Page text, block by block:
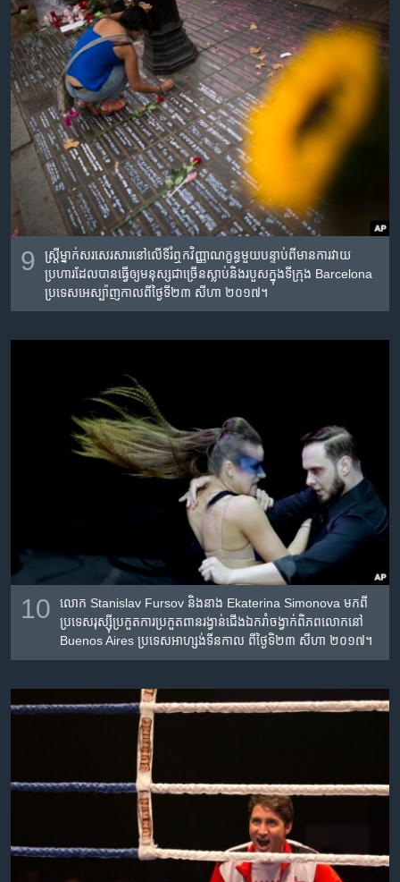
9
ស្រ្តី​ម្នាក់​សរសេរ​សារ​នៅ​លើ​ទី​រំឮក​វិញ្ញាណក្ខន្ធ​មួយ​បន្ទាប់​ពី​មាន​ការ​វាយ
ប្រហារ​ដែល​បាន​ធ្វើ​ឲ្យ​មនុស្ស​ជា​ច្រើន​​ស្លាប់​និង​របួសក្នុង​ទីក្រុង​ Barcelona
ប្រទេស​អេស្ប៉ាញកាល​ពី​ថ្ងៃទី​២៣ សីហា ២០១៧។
10
លោក Stanislav Fursov និង​នាង​ Ekaterina Simonova មកពី​
ប្រទេស​រុស្ស៊ី​ប្រកួត​ការ​ប្រកួត​ពានរង្វាន់​ជើងឯក​រាំ​ចង្វាក់​ពិភពលោក​នៅ
Buenos Aires ប្រទេស​អាហ្សង់ទីន​កាល ពី​ថ្ងៃទិ​២៣ សីហា ២០១៧។